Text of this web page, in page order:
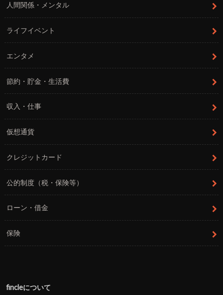
人間関係・メンタル
ライフイベント
エンタメ
節約・貯金・生活費
収入・仕事
仮想通貨
クレジットカード
公的制度（税・保険等）
ローン・借金
保険
fincleについて